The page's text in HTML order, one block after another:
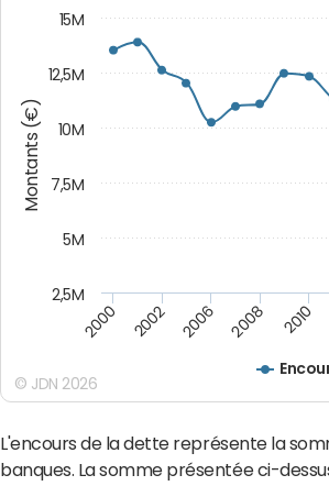
Montants (€)
2000 2002 2006 2008 2010
2,5M
5M
7,5M
10M
12,5M
15M
© JDN 2026
L'encours de la dette représente la
banques. La somme présentée ci-